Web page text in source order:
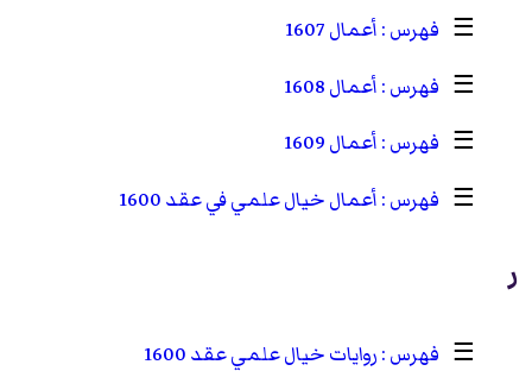
☰
أعمال 1607
☰
أعمال 1608
☰
أعمال 1609
☰
أعمال خيال علمي في عقد 1600
ر
☰
روايات خيال علمي عقد 1600